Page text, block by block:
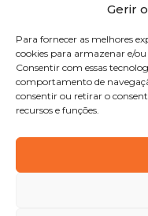
Gerir
Para fornecer as melhores
cookies para armazenar e/
Consentir com essas
comportamento de
consentir ou retirar o
recursos e funções.
Copyright © 2025
reservadosPolítica de
Designed byShift Your